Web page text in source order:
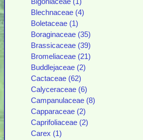
Bigoniaceae (1)
Blechnaceae (4)
Boletaceae (1)
Boraginaceae (35)
Brassicaceae (39)
Bromeliaceae (21)
Buddlejaceae (2)
Cactaceae (62)
Calyceraceae (6)
Campanulaceae (8)
Capparaceae (2)
Caprifoliaceae (2)
Carex (1)